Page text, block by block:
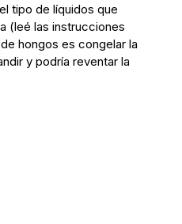
tipo de líquidos que
(leé las instrucciones
hongos es congelar la
y podría reventar la